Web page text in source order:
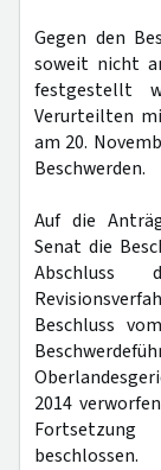
Gegen den
soweit nicht
festgestellt
Verurteilten
am 20.
Beschwerden.
Auf die
Senat die
Beschluss
2014
beschlossen.